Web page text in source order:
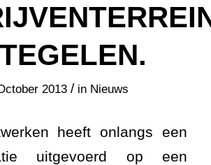
2013 / in Nieuws
heeft onlangs een
uitgevoerd op een